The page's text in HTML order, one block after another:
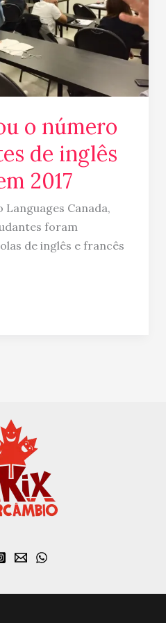
o número
de inglês
2017
Canada,
foram
de inglês e francês